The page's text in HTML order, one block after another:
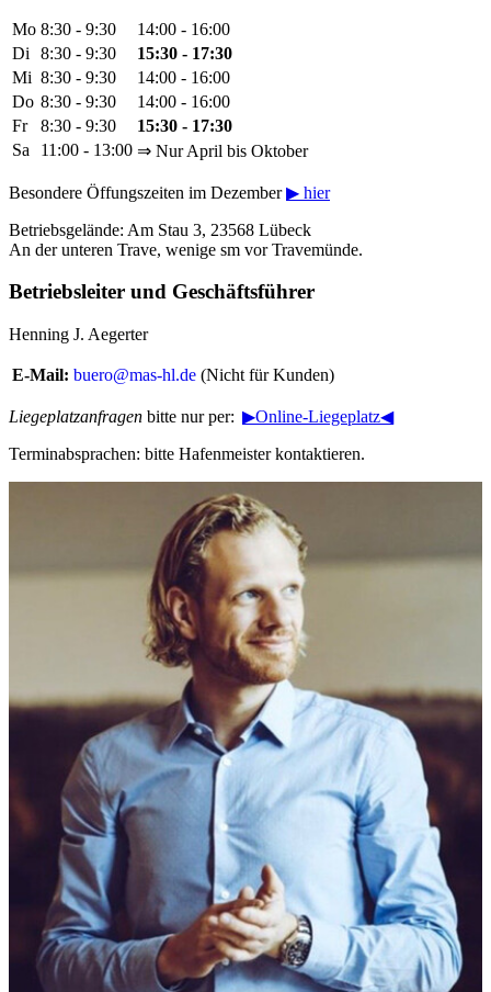
Mo 8:30 - 9:30
14:00 - 16:00
Di
8:30 - 9:30
15:30 - 17:30
Mi 8:30 - 9:30
14:00 - 16:00
Do 8:30 - 9:30
14:00 - 16:00
Fr
8:30 - 9:30
15:30 - 17:30
Sa
11:00 - 13:00 ⇒ Nur April bis Oktober
Besondere Öffungszeiten im Dezember▶ hier
Betriebsgelände: Am Stau 3, 23568 Lübeck
An der unteren Trave, wenige sm vor Travemünde.
Betriebsleiter und Geschäftsführer
Henning J. Aegerter
E-Mail: buero@mas-hl.de (Nicht für Kunden)
Liegeplatzanfragen bitte nur per: ▶Online-Liegeplatz◀
Terminabsprachen: bitte Hafenmeister kontaktieren.